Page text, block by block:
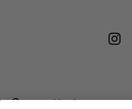
Deutschland